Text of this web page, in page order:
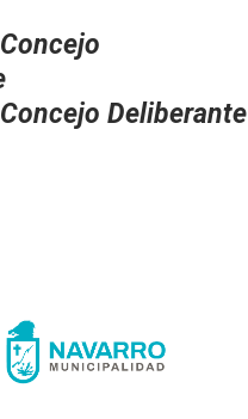
Deliberante